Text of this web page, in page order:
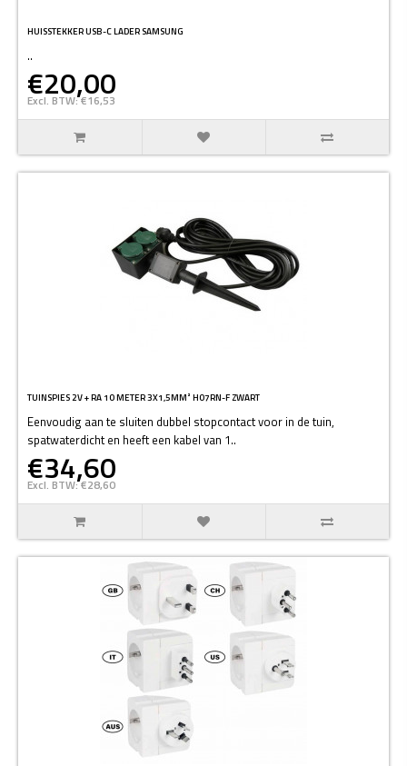
HUISSTEKKER USB-C LADER SAMSUNG
..
€20,00
Excl. BTW: €16,53
TUINSPIES 2V + RA 10 METER 3X1,5MM² H07RN-F ZWART
Eenvoudig aan te sluiten dubbel stopcontact voor in de tuin,
spatwaterdicht en heeft een kabel van 1..
€34,60
Excl. BTW: €28,60